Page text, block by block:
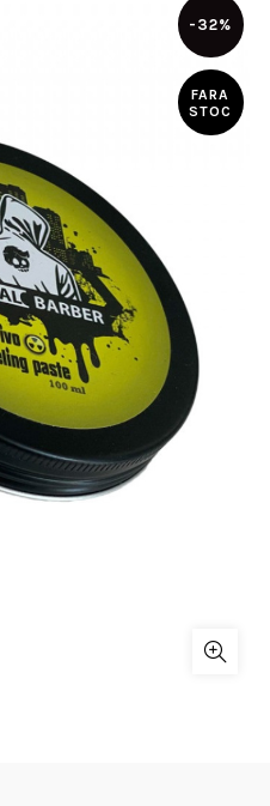
-32%
FARA
STOC